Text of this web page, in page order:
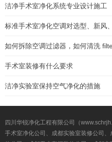
洁净手术室净化系统专业设计施工
标准手术室净化空调对选型、新风
如何拆除空调过滤器，如何清洗
手术室装修有什么要求
洁净实验室保持空气净化的措施
四川华锐净化工程有限公司（
手术室净化公司、成都实验室装修公司